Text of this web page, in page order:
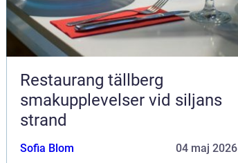
Restaurang tällberg
smakupplevelser vid siljans
strand
Sofia Blom 04 maj 2026